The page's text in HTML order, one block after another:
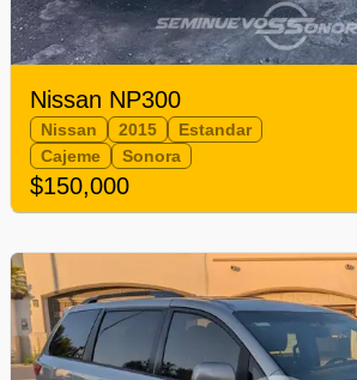
Nissan NP300
Nissan 2015
Estandar
Cajeme
Sonora
$150,000